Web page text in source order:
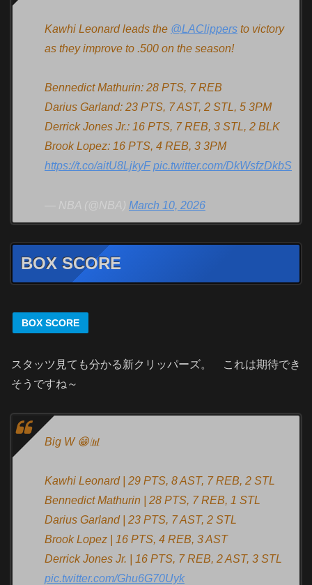
Kawhi Leonard leads the @LAClippers to victory
as they improve to .500 on the season!
Bennedict Mathurin: 28 PTS, 7 REB
Darius Garland: 23 PTS, 7 AST, 2 STL, 5 3PM
Derrick Jones Jr.: 16 PTS, 7 REB, 3 STL, 2 BLK
Brook Lopez: 16 PTS, 4 REB, 3 3PM
https://t.co/aitU8LjkyF pic.twitter.com/DkWsfzDkbS
— NBA (@NBA) March 10, 2026
BOX SCORE
BOX SCORE
スタッツ見ても分かる新クリッパーズ。 これは期待でき
そうですね～
Big W 😁📊
Kawhi Leonard | 29 PTS, 8 AST, 7 REB, 2 STL
Bennedict Mathurin | 28 PTS, 7 REB, 1 STL
Darius Garland | 23 PTS, 7 AST, 2 STL
Brook Lopez | 16 PTS, 4 REB, 3 AST
Derrick Jones Jr. | 16 PTS, 7 REB, 2 AST, 3 STL
pic.twitter.com/Ghu6G70Uyk